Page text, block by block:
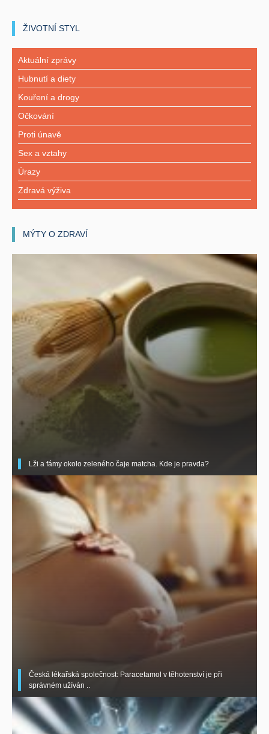
ŽIVOTNÍ STYL
Aktuální zprávy
Hubnutí a diety
Kouření a drogy
Očkování
Proti únavě
Sex a vztahy
Úrazy
Zdravá výživa
MÝTY O ZDRAVÍ
Lži a fámy okolo zeleného čaje matcha. Kde je pravda?
Česká lékařská společnost: Paracetamol v těhotenství je při
správném užíván ..